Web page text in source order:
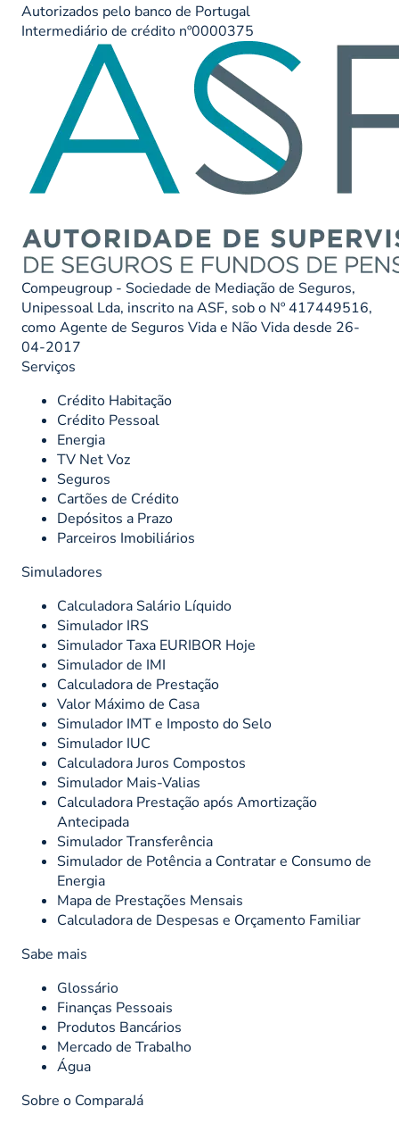
Autorizados pelo banco de Portugal
Intermediário de crédito nº0000375
Compeugroup - Sociedade de Mediação de Seguros,
Unipessoal Lda, inscrito na ASF, sob o Nº 417449516,
como Agente de Seguros Vida e Não Vida desde 26-
04-2017
Serviços
Crédito Habitação
Crédito Pessoal
Energia
TV Net Voz
Seguros
Cartões de Crédito
Depósitos a Prazo
Parceiros Imobiliários
Simuladores
Calculadora Salário Líquido
Simulador IRS
Simulador Taxa EURIBOR Hoje
Simulador de IMI
Calculadora de Prestação
Valor Máximo de Casa
Simulador IMT e Imposto do Selo
Simulador IUC
Calculadora Juros Compostos
Simulador Mais-Valias
Calculadora Prestação após Amortização
Antecipada
Simulador Transferência
Simulador de Potência a Contratar e Consumo de
Energia
Mapa de Prestações Mensais
Calculadora de Despesas e Orçamento Familiar
Sabe mais
Glossário
Finanças Pessoais
Produtos Bancários
Mercado de Trabalho
Água
Sobre o ComparaJá